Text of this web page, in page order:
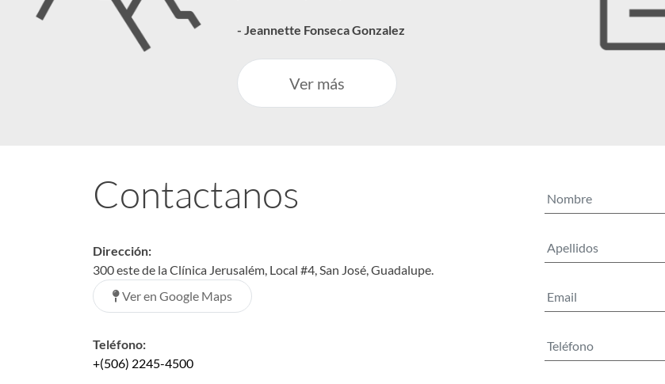
- Jeannette Fonseca Gonzalez
Ver más
Contactanos
Dirección:
300 este de la Clínica Jerusalém, Local #4, San José, Guadalupe.
Ver en Google Maps
Teléfono:
+(506) 2245-4500